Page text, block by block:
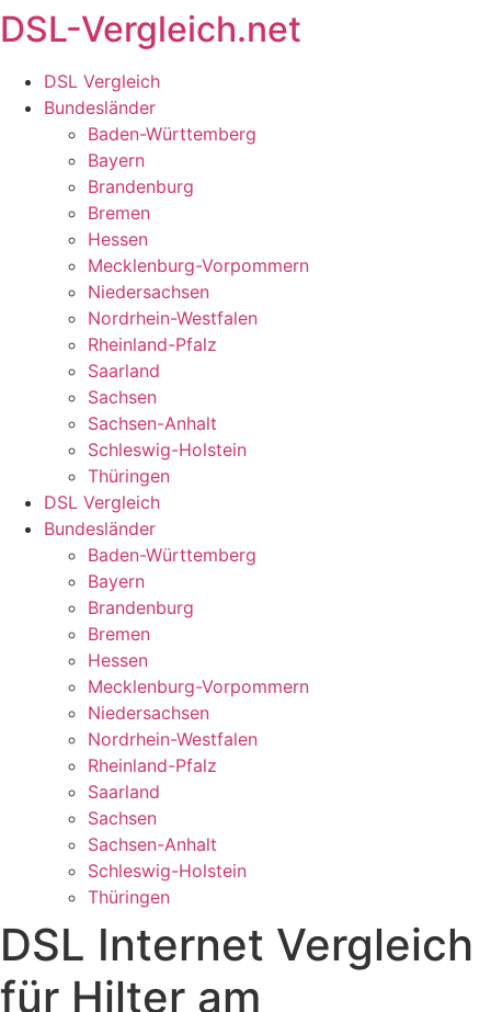
Zum
Inhalt
springen
DSL-Vergleich.net
DSL Vergleich
Bundesländer
Baden-Württemberg
Bayern
Brandenburg
Bremen
Hessen
Mecklenburg-Vorpommern
Niedersachsen
Nordrhein-Westfalen
Rheinland-Pfalz
Saarland
Sachsen
Sachsen-Anhalt
Schleswig-Holstein
Thüringen
DSL Vergleich
Bundesländer
Baden-Württemberg
Bayern
Brandenburg
Bremen
Hessen
Mecklenburg-Vorpommern
Niedersachsen
Nordrhein-Westfalen
Rheinland-Pfalz
Saarland
Sachsen
Sachsen-Anhalt
Schleswig-Holstein
Thüringen
DSL Internet Vergleich
für Hilter am